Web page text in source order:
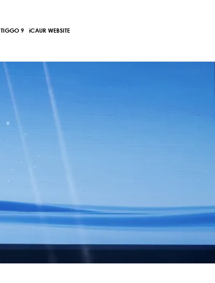
TIGGO 9 iCAUR WEBSITE